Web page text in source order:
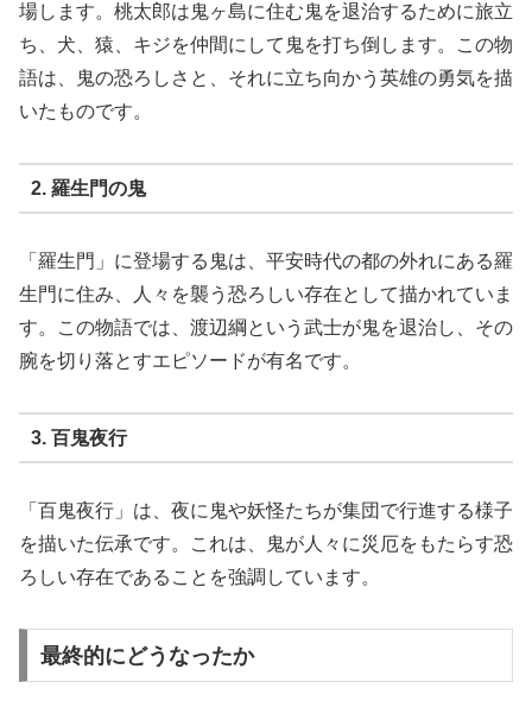
場します。桃太郎は鬼ヶ島に住む鬼を退治するために旅立
ち、犬、猿、キジを仲間にして鬼を打ち倒します。この物
語は、鬼の恐ろしさと、それに立ち向かう英雄の勇気を描
いたものです。
2. 羅生門の鬼
「羅生門」に登場する鬼は、平安時代の都の外れにある羅
生門に住み、人々を襲う恐ろしい存在として描かれていま
す。この物語では、渡辺綱という武士が鬼を退治し、その
腕を切り落とすエピソードが有名です。
3. 百鬼夜行
「百鬼夜行」は、夜に鬼や妖怪たちが集団で行進する様子
を描いた伝承です。これは、鬼が人々に災厄をもたらす恐
ろしい存在であることを強調しています。
最終的にどうなったか